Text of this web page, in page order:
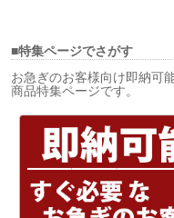
■特集ページでさがす
お急ぎのお客様向け即納可
商品特集ページです。